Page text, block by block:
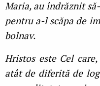
Maria, au îndrăznit
pentru a-l scăpa de
bolnav.
Hristos este Cel
atât de diferită de